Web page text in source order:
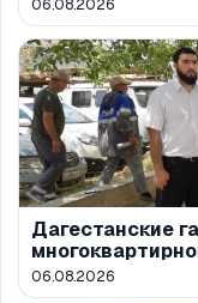
06.08.2026
Дагестанские
06.08.2026